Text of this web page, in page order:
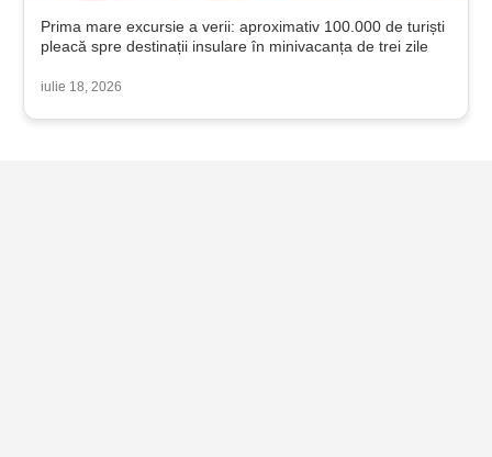
Prima mare excursie a verii: aproximativ 100.000 de turiști
pleacă spre destinații insulare în minivacanța de trei zile
iulie 18, 2026